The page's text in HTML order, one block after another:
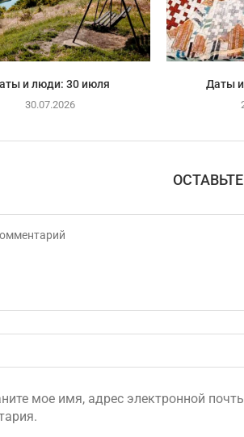
и люди: 30 июля
30.07.2026
Даты
мое имя, адрес электронной